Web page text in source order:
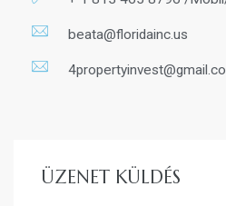
beata@floridainc.us
ÜZENET KÜLDÉS